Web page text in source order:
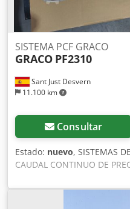
Asf
Sant Just Desvern
11.100 km
SISTEMA PCF GRACO
GRACO PF2310
Consultar
Estado: nuevo, SISTEMAS
CAUDAL CONTINUO DE
Ref: PF2310 - Sistema PCF
100-240 VCA con
resolución e interfaz de